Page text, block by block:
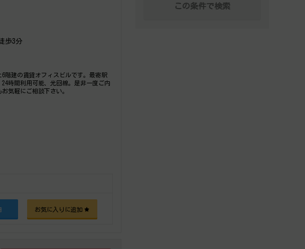
歩3分
階建の賃貸オフィスビルです。最寄駅
時間利用可能、光回線。是非一度ご内
気軽にご相談下さい。
お気に入りに追加